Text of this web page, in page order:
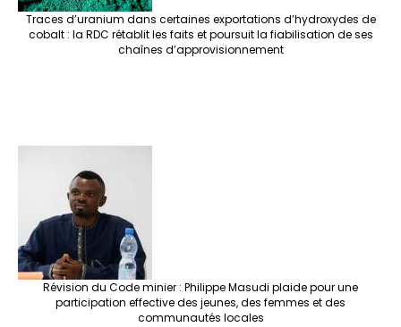
Traces d’uranium dans certaines exportations d’hydroxydes de
cobalt : la RDC rétablit les faits et poursuit la fiabilisation de ses
chaînes d’approvisionnement
Révision du Code minier : Philippe Masudi plaide pour une
participation effective des jeunes, des femmes et des
communautés locales